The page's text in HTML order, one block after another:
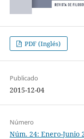
PDF (Inglés)
Publicado
2015-12-04
Número
Núm. 24: Enero-Junio